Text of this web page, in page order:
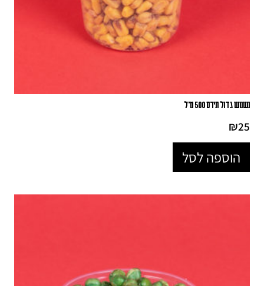
נשנוש גדול תירס 500 מ"ל
₪25
הוספה לסל